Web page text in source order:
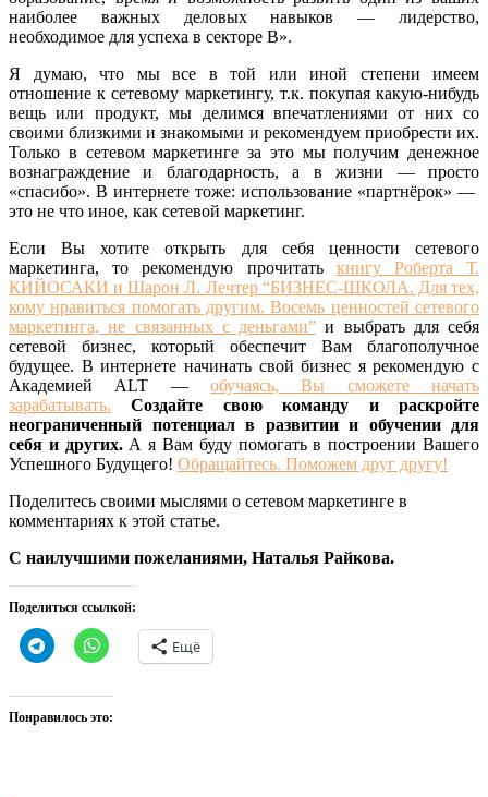
наиболее важных деловых навыков — лидерство,
необходимое для успеха в секторе В».
Я думаю, что мы все в той или иной степени имеем
отношение к сетевому маркетингу, т.к. покупая какую-нибудь
вещь или продукт, мы делимся впечатлениями от них со
своими близкими и знакомыми и рекомендуем приобрести их.
Только в сетевом маркетинге за это мы получим денежное
вознаграждение и благодарность, а в жизни — просто
«спасибо». В интернете тоже: использование «партнёрок» —
это не что иное, как сетевой маркетинг.
Если Вы хотите открыть для себя ценности сетевого
маркетинга, то рекомендую прочитать книгу Роберта Т.
КИЙОСАКИ и Шарон Л. Лечтер “БИЗНЕС-ШКОЛА. Для тех,
кому нравиться помогать другим. Восемь ценностей сетевого
маркетинга, не связанных с деньгами” и выбрать для себя
сетевой бизнес, который обеспечит Вам благополучное
будущее. В интернете начинать свой бизнес я рекомендую с
Академией ALT — обучаясь, Вы сможете начать
зарабатывать.
Создайте свою команду и раскройте
неограниченный потенциал в развитии и обучении для
себя и других.А я Вам буду помогать в построении Вашего
Успешного Будущего! Обращайтесь. Поможем друг другу!
Поделитесь своими мыслями о сетевом маркетинге в
комментариях к этой статье.
С наилучшими пожеланиями, Наталья Райкова.
Поделиться ссылкой:
Ещё
Понравилось это: